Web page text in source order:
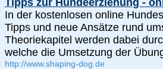
Tipps zur Hundeerziehung -
In der kostenlosen online
Tipps und neue Ansätze rund
Theoriekapitel werden dabei
welche die Umsetzung der
http://www.shaping-dog.de